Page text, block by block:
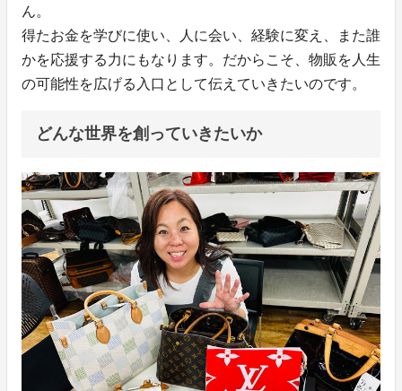
ん。
得たお金を学びに使い、人に会い、経験に変え、また誰
かを応援する力にもなります。だからこそ、物販を人生
の可能性を広げる入口として伝えていきたいのです。
どんな世界を創っていきたいか